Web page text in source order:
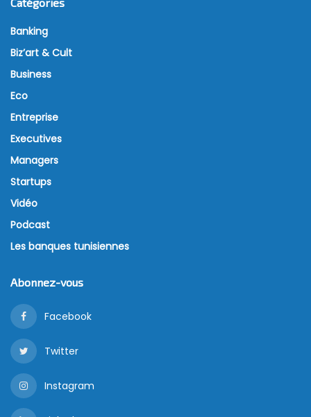
Banking
Biz’art & Cult
Business
Eco
Entreprise
Executives
Managers
Startups
Vidéo
Podcast
Les banques tunisiennes
Abonnez-vous
Facebook
Twitter
Instagram